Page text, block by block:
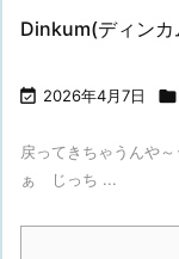
Dinkum(ディン
 2026年4月7日 
戻ってきちゃうんや
ぁ じっち ...